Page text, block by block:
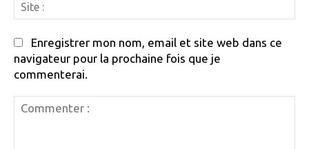
:
Enregistrer mon nom, email et site web dans ce
navigateur pour la prochaine fois que je
commenterai.